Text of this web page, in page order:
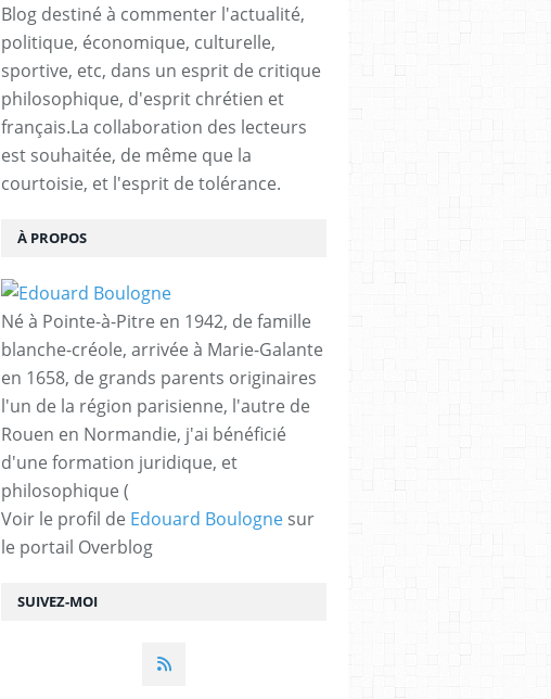
SUIVEZ-MOI
Blog destiné à commenter l'actualité,
politique, économique, culturelle,
sportive, etc, dans un esprit de critique
philosophique, d'esprit chrétien et
français.La collaboration des lecteurs
est souhaitée, de même que la
courtoisie, et l'esprit de tolérance.
À PROPOS
Né à Pointe-à-Pitre en 1942, de famille
blanche-créole, arrivée à Marie-Galante
en 1658, de grands parents originaires
l'un de la région parisienne, l'autre de
Rouen en Normandie, j'ai bénéficié
d'une formation juridique, et
philosophique (
Voir le profil de Edouard Boulogne sur
le portail Overblog